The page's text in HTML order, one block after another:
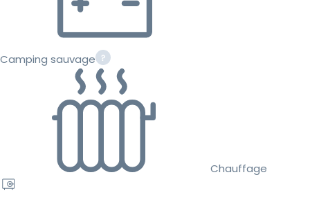
Camping sauvage
Chauffage